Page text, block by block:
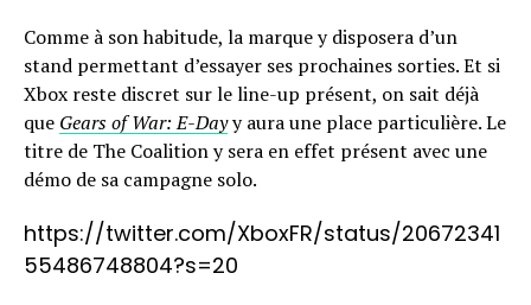
Comme à son habitude, la marque y disposera d’un
stand permettant d’essayer ses prochaines sorties. Et si
Xbox reste discret sur le line-up présent, on sait déjà
que Gears of War: E-Dayy aura une place particulière. Le
titre de The Coalition y sera en effet présent avec une
démo de sa campagne solo.
https://twitter.com/XboxFR/status/20672341
55486748804?s=20